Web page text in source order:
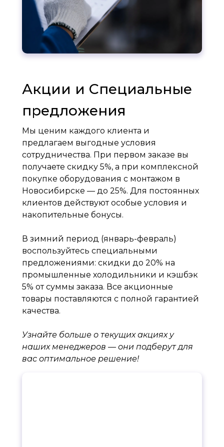
Акции и Специальные
предложения
Мы ценим каждого клиента и
предлагаем выгодные условия
сотрудничества. При первом заказе вы
получаете скидку 5%, а при комплексной
покупке оборудования с монтажом в
Новосибирске — до 25%. Для постоянных
клиентов действуют особые условия и
накопительные бонусы.
В зимний период (январь-февраль)
воспользуйтесь специальными
предложениями: скидки до 20% на
промышленные холодильники и кэшбэк
5% от суммы заказа. Все акционные
товары поставляются с полной гарантией
качества.
Узнайте больше о текущих акциях у
наших менеджеров — они подберут для
вас оптимальное решение!